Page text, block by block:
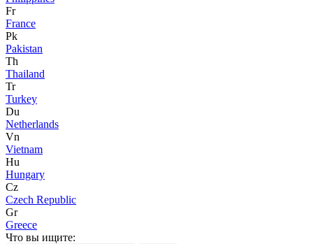
Fr
France
Pk
Pakistan
Th
Thailand
Tr
Turkey
Du
Netherlands
Vn
Vietnam
Hu
Hungary
Cz
Czech Republic
Gr
Greece
Что вы ищите: